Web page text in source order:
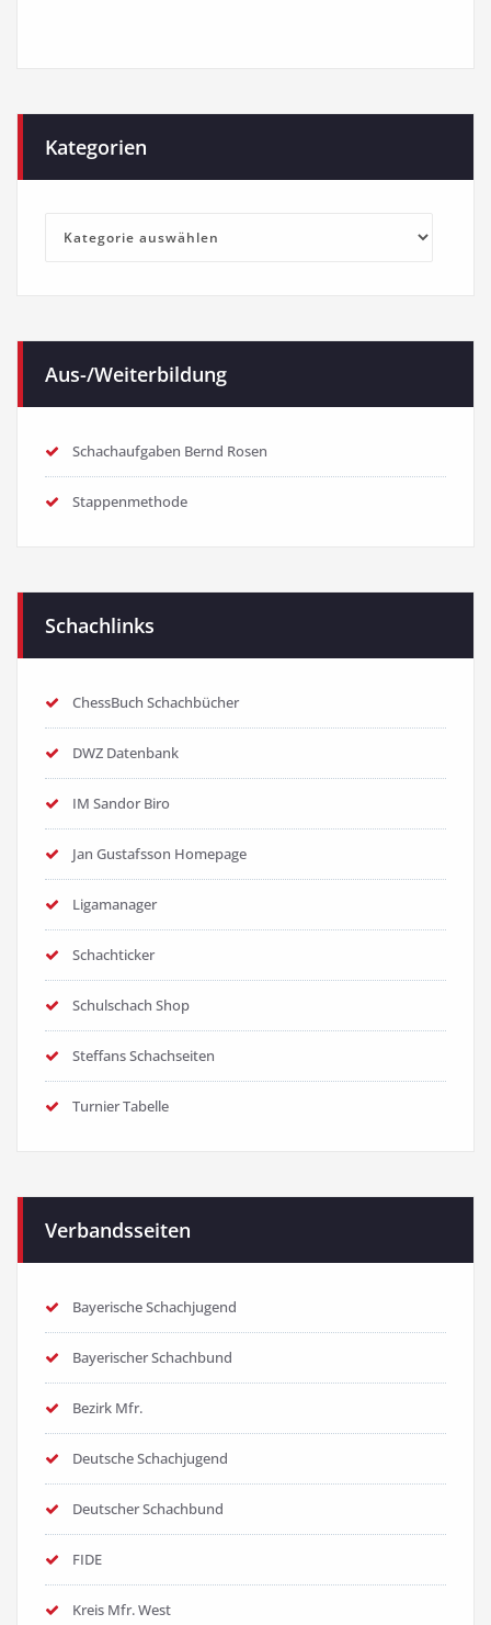
Kategorien
Kategorien
Aus-/Weiterbildung
Schachaufgaben Bernd Rosen
Stappenmethode
Schachlinks
ChessBuch Schachbücher
DWZ Datenbank
IM Sandor Biro
Jan Gustafsson Homepage
Ligamanager
Schachticker
Schulschach Shop
Steffans Schachseiten
Turnier Tabelle
Verbandsseiten
Bayerische Schachjugend
Bayerischer Schachbund
Bezirk Mfr.
Deutsche Schachjugend
Deutscher Schachbund
FIDE
Kreis Mfr. West